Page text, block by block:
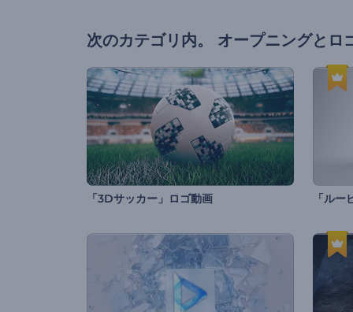
次のカテゴリ内。 オープニングとロ
「3Dサッカー」ロゴ動画 「ル